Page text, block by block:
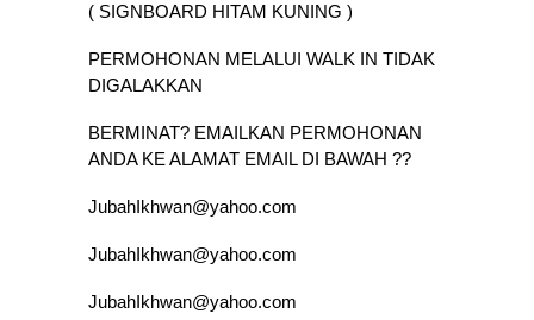
( SIGNBOARD HITAM KUNING )
PERMOHONAN MELALUI WALK IN TIDAK
DIGALAKKAN
BERMINAT? EMAILKAN PERMOHONAN
ANDA KE ALAMAT EMAIL DI BAWAH ??
JubahIkhwan@yahoo.com
JubahIkhwan@yahoo.com
JubahIkhwan@yahoo.com